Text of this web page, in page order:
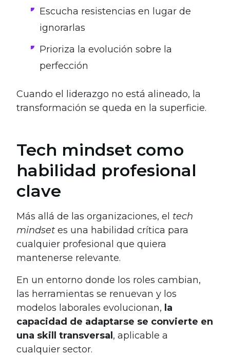
Escucha resistencias en lugar de
ignorarlas
Prioriza la evolución sobre la
perfección
Cuando el liderazgo no está alineado, la
transformación se queda en la superficie.
Tech mindset como
habilidad profesional
clave
Más allá de las organizaciones, el tech
mindset es una habilidad crítica para
cualquier profesional que quiera
mantenerse relevante.
En un entorno donde los roles cambian,
las herramientas se renuevan y los
modelos laborales evolucionan, la
capacidad de adaptarse se convierte en
una skill transversal, aplicable a
cualquier sector.